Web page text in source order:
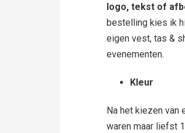
logo, tekst of
bestelling kies ik
eigen vest, tas &
evenementen.
Kleur
Na het kiezen van
waren maar liefst